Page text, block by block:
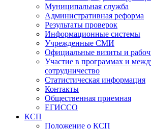
Муниципальная служба
Административная реформа
Результаты проверок
Информационные системы
Учрежденные СМИ
Официальные визиты и
Участие в программах и
сотрудничество
Статистическая информация
Контакты
Общественная приемная
ЕГИССО
КСП
Положение о КСП